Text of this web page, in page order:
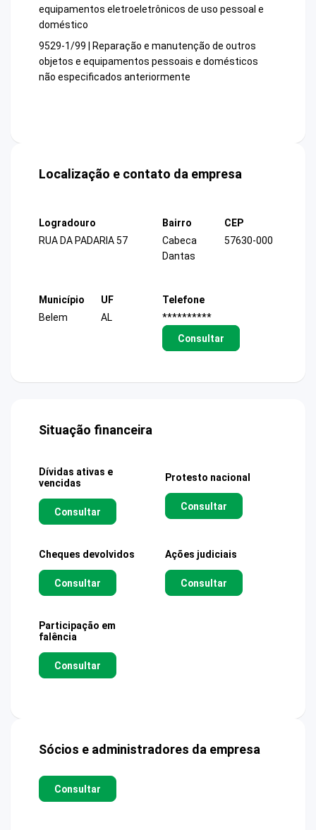
equipamentos eletroeletrônicos de uso pessoal e
doméstico
9529-1/99 | Reparação e manutenção de outros
objetos e equipamentos pessoais e domésticos
não especificados anteriormente
Localização e contato da empresa
Logradouro
RUA DA PADARIA 57
Bairro
Cabeca
Dantas
CEP
57630-000
Município
Belem
UF
AL
Telefone
**********
Consultar
Situação financeira
Dívidas ativas e
vencidas
Consultar
Protesto nacional
Consultar
Cheques devolvidos
Consultar
Ações judiciais
Consultar
Participação em
falência
Consultar
Sócios e administradores da empresa
Consultar